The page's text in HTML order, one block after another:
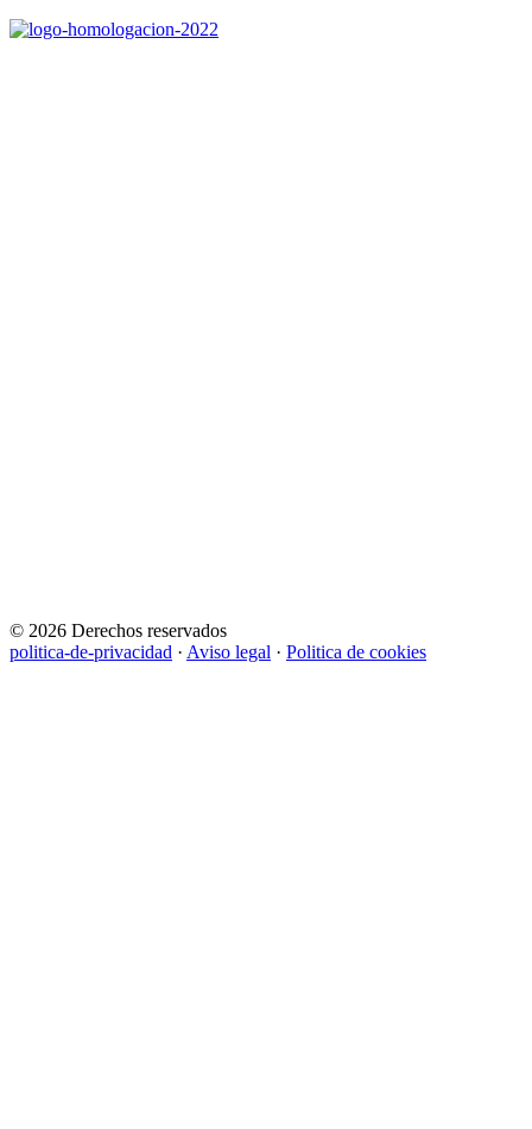
© 2026 Derechos reservados
politica-de-privacidad · Aviso legal · Politica de cookies